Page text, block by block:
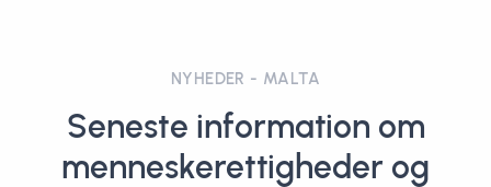
NYHEDER - MALTA
Seneste information om
menneskerettigheder og